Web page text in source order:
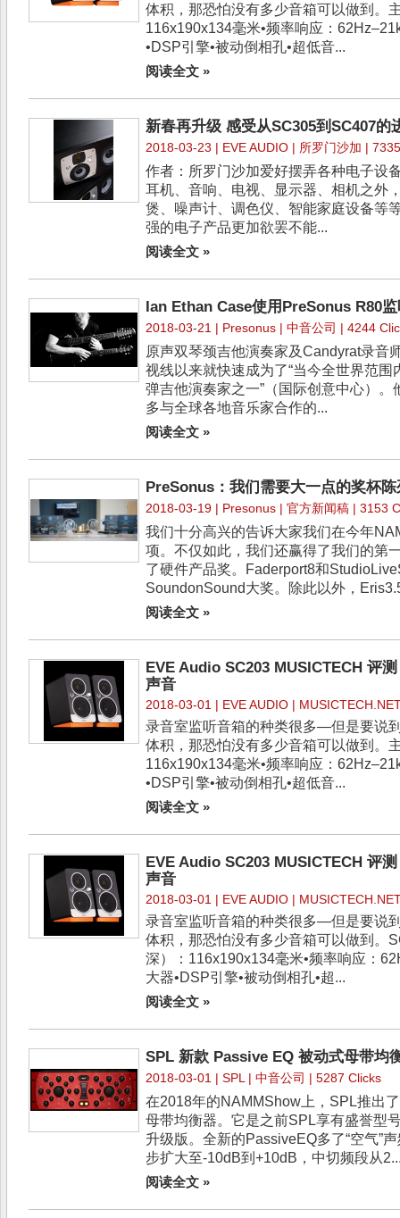
体积，那恐怕没有多少音箱可以做到。
116x190x134毫米•频率响应：
•DSP引擎•被动倒相孔•超低音...
阅读全文 »
新春再升级 感受从SC305到SC407的
2018-03-23 | EVE AUDIO | 所罗门沙加 |
作者：所罗门沙加爱好摆弄各种电子设
耳机、音响、电视、显示器、相机之外
煲、噪声计、调色仪、智能家庭设备等
强的电子产品更加欲罢不能...
阅读全文 »
Ian Ethan Case使用PreSonus R80
2018-03-21 | Presonus | 中音公司 | 4244
原声双琴颈吉他演奏家及Candyrat录音
视线以来就快速成为了“当今全世界范
弹吉他演奏家之一”（国际创意中心）
多与全球各地音乐家合作的...
阅读全文 »
PreSonus：我们需要大一点的奖杯
2018-03-19 | Presonus | 官方新闻稿 | 3153
我们十分高兴的告诉大家我们在今年
项。不仅如此，我们还赢得了我们的第
了硬件产品奖。Faderport8和
SoundonSound大奖。除此以外，
阅读全文 »
EVE Audio SC203 MUSICTECH 评
声音
2018-03-01 | EVE AUDIO |
录音室监听音箱的种类很多—但是要说
体积，那恐怕没有多少音箱可以做到。
116x190x134毫米•频率响应：
•DSP引擎•被动倒相孔•超低音...
阅读全文 »
EVE Audio SC203 MUSICTECH 评
声音
2018-03-01 | EVE AUDIO |
录音室监听音箱的种类很多—但是要说
体积，那恐怕没有多少音箱可以做到。
深）：116x190x134毫米•频率响应：
大器•DSP引擎•被动倒相孔•超...
阅读全文 »
SPL 新款 Passive EQ 被动式母带均
2018-03-01 |SPL| 中音公司 | 5287 Clicks
在2018年的NAMMShow上，SPL推出
母带均衡器。它是之前SPL享有盛誉型
升级版。全新的PassiveEQ多了“空气”
步扩大至-10dB到+10dB，中切频段从
阅读全文 »